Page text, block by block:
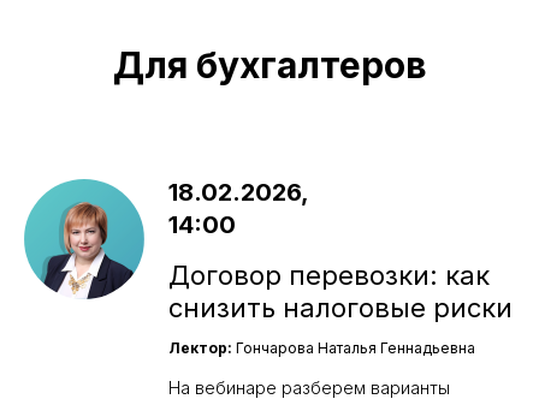
Для бухгалтеров
18.02.2026,
14:00
Договор перевозки: как
снизить налоговые риски
Лектор: Гончарова Наталья Геннадьевна
На вебинаре разберем варианты